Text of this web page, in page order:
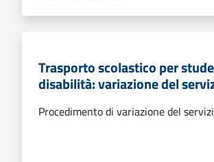
Trasporto scolastico per
disabilità: variazione del
Procedimento di variazione del